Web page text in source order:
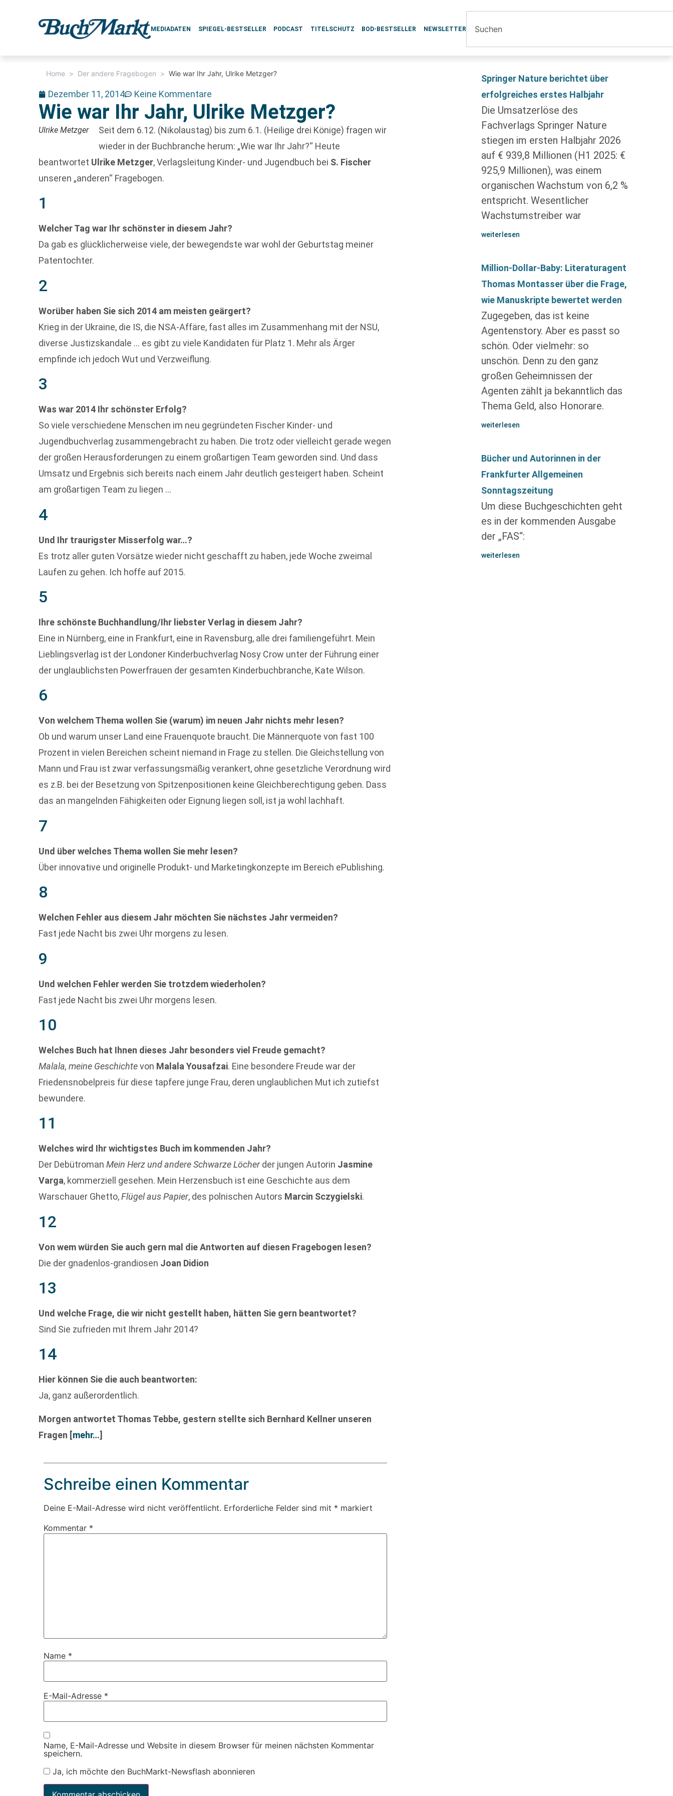
MEDIADATEN SPIEGEL-BESTSELLER PODCAST TITELSCHUTZ BOD-BESTSELLER NEWSLETTER
Home > Der andere Fragebogen > Wie war Ihr Jahr, Ulrike Metzger?
Dezember 11, 2014 Keine Kommentare
Wie war Ihr Jahr, Ulrike Metzger?
Ulrike Metzger
Seit dem 6.12. (Nikolaustag) bis zum 6.1. (Heilige drei Könige) fragen wir
wieder in der Buchbranche herum: „Wie war Ihr Jahr?“ Heute
beantwortet Ulrike Metzger, Verlagsleitung Kinder- und Jugendbuch bei S. Fischer
unseren „anderen“ Fragebogen.
1
Welcher Tag war Ihr schönster in diesem Jahr?
Da gab es glücklicherweise viele, der bewegendste war wohl der Geburtstag meiner
Patentochter.
2
Worüber haben Sie sich 2014 am meisten geärgert?
Krieg in der Ukraine, die IS, die NSA-Affäre, fast alles im Zusammenhang mit der NSU,
diverse Justizskandale … es gibt zu viele Kandidaten für Platz 1. Mehr als Ärger
empfinde ich jedoch Wut und Verzweiflung.
3
Was war 2014 Ihr schönster Erfolg?
So viele verschiedene Menschen im neu gegründeten Fischer Kinder- und
Jugendbuchverlag zusammengebracht zu haben. Die trotz oder vielleicht gerade wegen
der großen Herausforderungen zu einem großartigen Team geworden sind. Und dass
Umsatz und Ergebnis sich bereits nach einem Jahr deutlich gesteigert haben. Scheint
am großartigen Team zu liegen …
4
Und Ihr traurigster Misserfolg war…?
Es trotz aller guten Vorsätze wieder nicht geschafft zu haben, jede Woche zweimal
Laufen zu gehen. Ich hoffe auf 2015.
5
Ihre schönste Buchhandlung/Ihr liebster Verlag in diesem Jahr?
Eine in Nürnberg, eine in Frankfurt, eine in Ravensburg, alle drei familiengeführt. Mein
Lieblingsverlag ist der Londoner Kinderbuchverlag Nosy Crow unter der Führung einer
der unglaublichsten Powerfrauen der gesamten Kinderbuchbranche, Kate Wilson.
6
Von welchem Thema wollen Sie (warum) im neuen Jahr nichts mehr lesen?
Ob und warum unser Land eine Frauenquote braucht. Die Männerquote von fast 100
Prozent in vielen Bereichen scheint niemand in Frage zu stellen. Die Gleichstellung von
Mann und Frau ist zwar verfassungsmäßig verankert, ohne gesetzliche Verordnung wird
es z.B. bei der Besetzung von Spitzenpositionen keine Gleichberechtigung geben. Dass
das an mangelnden Fähigkeiten oder Eignung liegen soll, ist ja wohl lachhaft.
7
Und über welches Thema wollen Sie mehr lesen?
Über innovative und originelle Produkt- und Marketingkonzepte im Bereich ePublishing.
8
Welchen Fehler aus diesem Jahr möchten Sie nächstes Jahr vermeiden?
Fast jede Nacht bis zwei Uhr morgens zu lesen.
9
Und welchen Fehler werden Sie trotzdem wiederholen?
Fast jede Nacht bis zwei Uhr morgens lesen.
10
Welches Buch hat Ihnen dieses Jahr besonders viel Freude gemacht?
Malala, meine Geschichtevon Malala Yousafzai. Eine besondere Freude war der
Friedensnobelpreis für diese tapfere junge Frau, deren unglaublichen Mut ich zutiefst
bewundere.
11
Welches wird Ihr wichtigstes Buch im kommenden Jahr?
Der DebütromanMein Herz und andere Schwarze Löcherder jungen Autorin Jasmine
Varga, kommerziell gesehen. Mein Herzensbuch ist eine Geschichte aus dem
Warschauer Ghetto,Flügel aus Papier, des polnischen Autors Marcin Sczygielski.
12
Von wem würden Sie auch gern mal die Antworten auf diesen Fragebogen lesen?
Die der gnadenlos-grandiosen Joan Didion
13
Und welche Frage, die wir nicht gestellt haben, hätten Sie gern beantwortet?
Sind Sie zufrieden mit Ihrem Jahr 2014?
14
Hier können Sie die auch beantworten:
Ja, ganz außerordentlich.
Morgen antwortet Thomas Tebbe, gestern stellte sich Bernhard Kellner unseren
Fragen [mehr…]
Schreibe einen Kommentar
Deine E-Mail-Adresse wird nicht veröffentlicht. Erforderliche Felder sind mit * markiert
Kommentar *
Name *
E-Mail-Adresse *
Name, E-Mail-Adresse und Website in diesem Browser für meinen nächsten Kommentar
speichern.
Ja, ich möchte den BuchMarkt-Newsflash abonnieren
Springer Nature berichtet über
erfolgreiches erstes Halbjahr
Die Umsatzerlöse des
Fachverlags Springer Nature
stiegen im ersten Halbjahr 2026
auf € 939,8 Millionen (H1 2025: €
925,9 Millionen), was einem
organischen Wachstum von 6,2 %
entspricht. Wesentlicher
Wachstumstreiber war
weiterlesen
Million-Dollar-Baby: Literaturagent
Thomas Montasser über die Frage,
wie Manuskripte bewertet werden
Zugegeben, das ist keine
Agentenstory. Aber es passt so
schön. Oder vielmehr: so
unschön. Denn zu den ganz
großen Geheimnissen der
Agenten zählt ja bekanntlich das
Thema Geld, also Honorare.
weiterlesen
Bücher und Autorinnen in der
Frankfurter Allgemeinen
Sonntagszeitung
Um diese Buchgeschichten geht
es in der kommenden Ausgabe
der „FAS“:
weiterlesen